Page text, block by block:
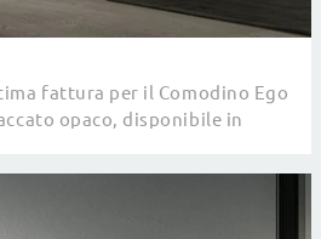
fattura per il Comodino Ego
opaco, disponibile in